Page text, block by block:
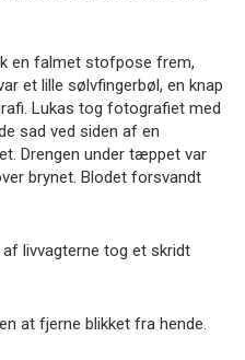
en falmet stofpose frem,
et lille sølvfingerbøl, en knap
Lukas tog fotografiet med
sad ved siden af en
Drengen under tæppet var
brynet. Blodet forsvandt
livvagterne tog et skridt
at fjerne blikket fra hende.